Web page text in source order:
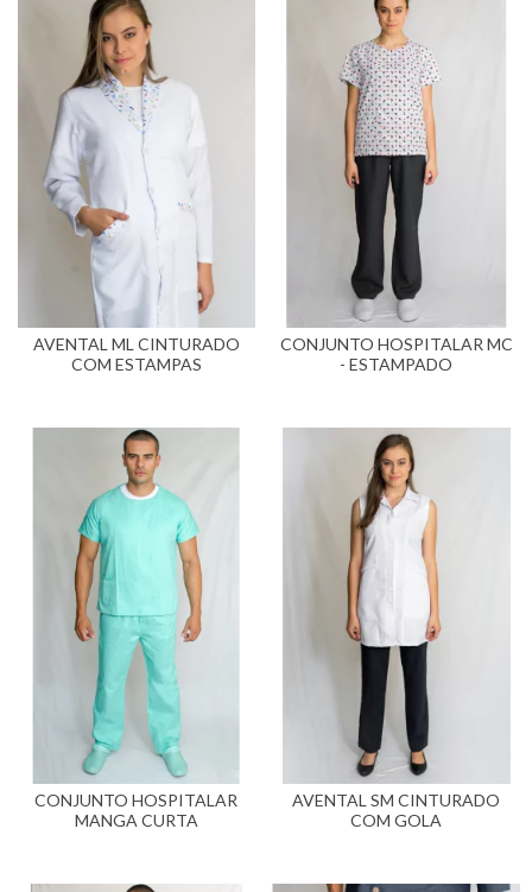
AVENTAL ML CINTURADO
COM ESTAMPAS
CONJUNTO HOSPITALAR MC
- ESTAMPADO
CONJUNTO HOSPITALAR
MANGA CURTA
AVENTAL SM CINTURADO
COM GOLA